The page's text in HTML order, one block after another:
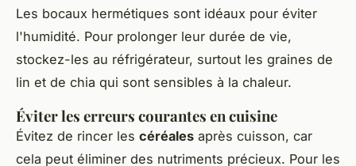
Les bocaux hermétiques sont idéaux pour éviter
l'humidité. Pour prolonger leur durée de vie,
stockez-les au réfrigérateur, surtout les graines de
lin et de chia qui sont sensibles à la chaleur.
Éviter les erreurs courantes en cuisine
Évitez de rincer les céréales après cuisson, car
cela peut éliminer des nutriments précieux. Pour les